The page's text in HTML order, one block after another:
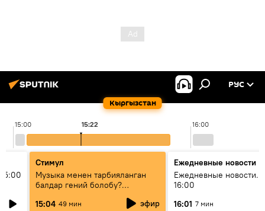
Кыргызстан
РУС
15:00 16:00
15:22
Стимул
Музыка менен тарбияланган
балдар гений болобу?
Кыргыздын жашоосунда
музыканын орду
15:04 49 мин эфир
Ежедневные новости
Ежедневные новости.
16:00
16:01 7 мин